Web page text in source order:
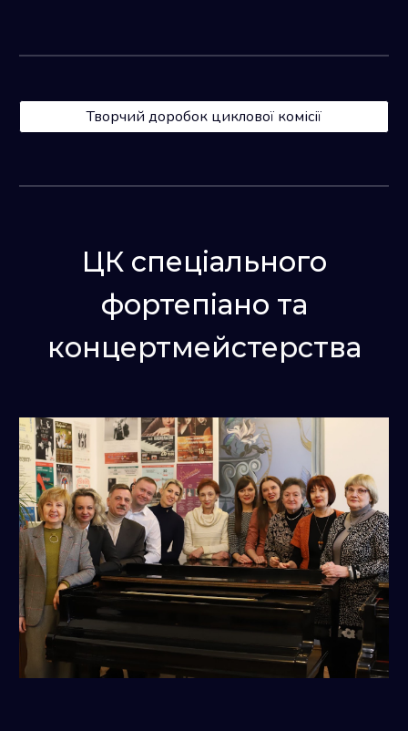
Творчий доробок циклової комісії
ЦК спеціального
фортепіано та
концертмейстерства